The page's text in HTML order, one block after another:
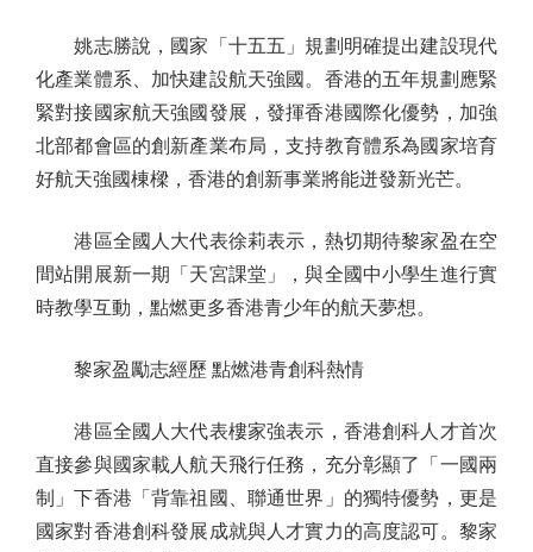
姚志勝說，國家「十五五」規劃明確提出建設現代
化產業體系、加快建設航天強國。香港的五年規劃應緊
緊對接國家航天強國發展，發揮香港國際化優勢，加強
北部都會區的創新產業布局，支持教育體系為國家培育
好航天強國棟樑，香港的創新事業將能迸發新光芒。
港區全國人大代表徐莉表示，熱切期待黎家盈在空
間站開展新一期「天宮課堂」，與全國中小學生進行實
時教學互動，點燃更多香港青少年的航天夢想。
黎家盈勵志經歷 點燃港青創科熱情
港區全國人大代表樓家強表示，香港創科人才首次
直接參與國家載人航天飛行任務，充分彰顯了「一國兩
制」下香港「背靠祖國、聯通世界」的獨特優勢，更是
國家對香港創科發展成就與人才實力的高度認可。黎家